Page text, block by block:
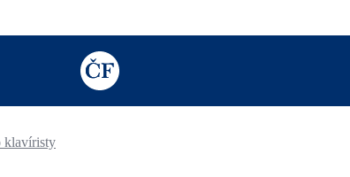
TODO: Add description for reader
klavíristy